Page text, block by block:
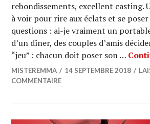
rebondissements, excellent casting.
à voir pour rire aux éclats et se
questions : ai-je vraiment un
d’un dîner, des couples d’amis
“jeu” : chacun doit poser son …
MISTEREMMA 14 SEPTEMBRE 2018
COMMENTAIRE